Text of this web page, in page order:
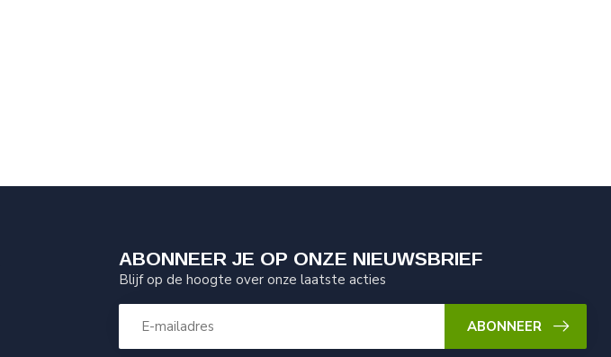
ABONNEER JE OP ONZE NIEUWSBRIEF
Blijf op de hoogte over onze laatste acties
ABONNEER